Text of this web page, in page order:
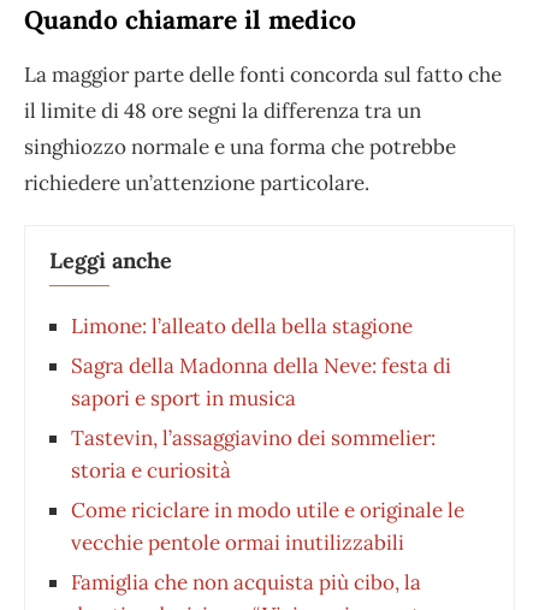
Quando chiamare il medico
La maggior parte delle fonti concorda sul fatto che
il limite di 48 ore segni la differenza tra un
singhiozzo normale e una forma che potrebbe
richiedere un’attenzione particolare.
Leggi anche
Limone: l’alleato della bella stagione
Sagra della Madonna della Neve: festa di
sapori e sport in musica
Tastevin, l’assaggiavino dei sommelier:
storia e curiosità
Come riciclare in modo utile e originale le
vecchie pentole ormai inutilizzabili
Famiglia che non acquista più cibo, la